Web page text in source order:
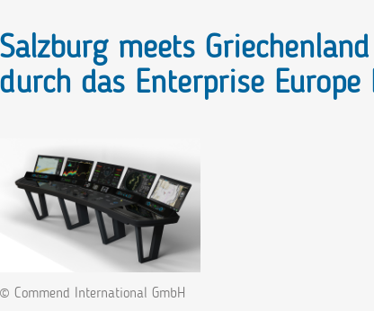
Salzburg meets
durch das Enterprise
© Commend International GmbH